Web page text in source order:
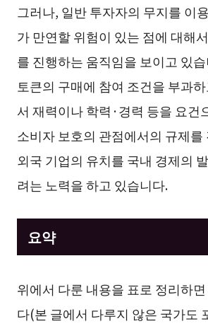
그러나, 일반 투자자의 무지를 이
가 만연할 위험이 있는 점에 대해
를 진행하는 움직임을 보이고 있
토큰의 구매에 참여 조건을 부과
서 재력이나 학력·경력 등을 요건
소비자 보호의 관점에서의 규제를
외국 기업의 유치를 국내 경제의
려는 노력을 하고 있습니다.
요약
위에서 다룬 내용을 표로 정리하
다(본 글에서 다루지 않은 국가도